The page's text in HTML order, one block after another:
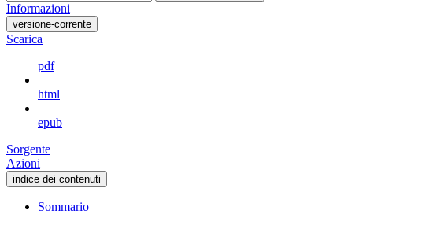
Informazioni
versione-corrente
Scarica
pdf
html
epub
Sorgente
Azioni
indice dei contenuti
Sommario